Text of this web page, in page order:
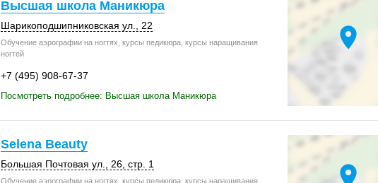
Высшая школа Маникюра
Шарикоподшипниковская ул., 22
Обучение аэрографии на ногтях, курсы педикюра, курсы наращивания
ногтей
+7 (495) 908-67-37
Посмотреть подробнее: Высшая школа Маникюра
location_on
Selena Beauty
Большая Почтовая ул., 26, стр. 1
Обучение аэрографии на ногтях, курсы педикюра, курсы наращивания location_on